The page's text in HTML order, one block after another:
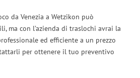
da Venezia a Wetzikon può
ma con l’azienda di traslochi avrai la
ed efficiente a un prezzo
per ottenere il tuo preventivo